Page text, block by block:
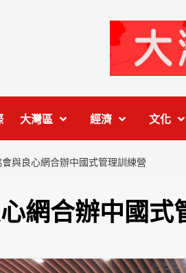
大灣區 經濟 文化
會與良心網合辦中國式管理訓練營
網合辦中國式